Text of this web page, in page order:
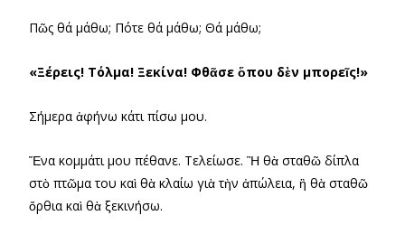
Πῶς θά μάθω; Πότε θά μάθω; Θά μάθω;
«Ξέρεις! Τόλμα! Ξεκίνα! Φθᾶσε ὅπου δὲν μπορεῖς!»
Σήμερα ἀφήνω κάτι πίσω μου.
Ἕνα κομμάτι μου πέθανε. Τελείωσε. Ἢ θὰ σταθῶ δίπλα
στὸ πτῶμα του καὶ θὰ κλαίω γιὰ τὴν ἀπώλεια, ἢ θὰ σταθῶ
ὄρθια καὶ θὰ ξεκινήσω.